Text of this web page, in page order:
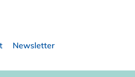
Newsletter